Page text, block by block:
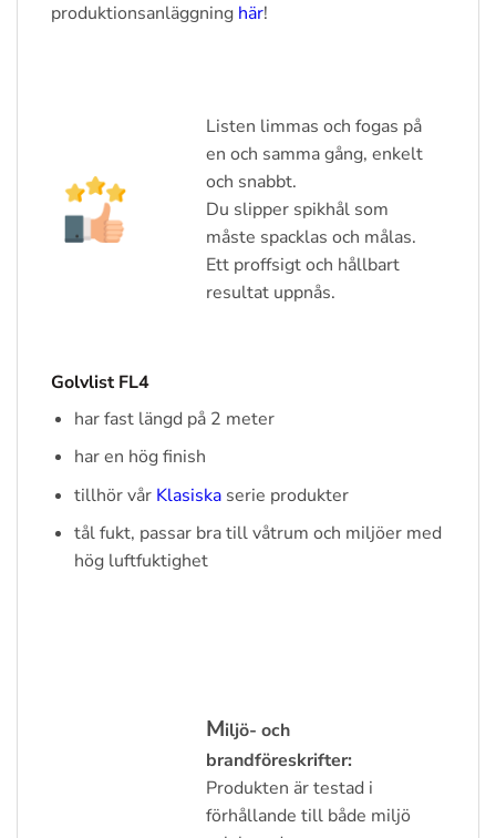
produktionsanläggning här!
Listen limmas och fogas på
en och samma gång, enkelt
och snabbt.
Du slipper spikhål som
måste spacklas och målas.
Ett proffsigt och hållbart
resultat uppnås.
Golvlist FL4
har fast längd på 2 meter
har en hög finish
tillhör vår Klasiskaserie produkter
tål fukt, passar bra till våtrum och miljöer med
hög luftfuktighet
Miljö- och
brandföreskrifter:
Produkten är testad i
förhållande till både miljö